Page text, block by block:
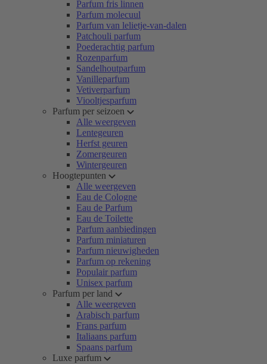
Parfum fris linnen
Parfum molecuul
Parfum van lelietje-van-dalen
Patchouli parfum
Poederachtig parfum
Rozenparfum
Sandelhoutparfum
Vanilleparfum
Vetiverparfum
Viooltjesparfum
Parfum per seizoen
Alle weergeven
Lentegeuren
Herfst geuren
Zomergeuren
Wintergeuren
Hoogtepunten
Alle weergeven
Eau de Cologne
Eau de Parfum
Eau de Toilette
Parfum aanbiedingen
Parfum miniaturen
Parfum nieuwigheden
Parfum op rekening
Populair parfum
Unisex parfum
Parfum per land
Alle weergeven
Arabisch parfum
Frans parfum
Italiaans parfum
Spaans parfum
Luxe parfum